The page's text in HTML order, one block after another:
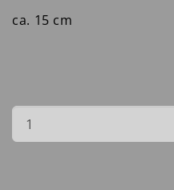
ca. 15 cm